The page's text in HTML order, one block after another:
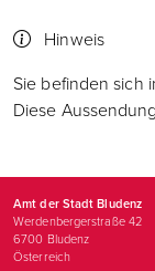
Hinweis
Sie befinden sich
Diese
Amt der Stadt Bludenz
Werdenbergerstraße 42
6700 Bludenz
Österreich